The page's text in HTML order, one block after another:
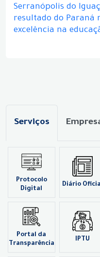
Serranópolis do
resultado do Paraná
excelência na
Serviços
Protocolo
Digital
Diário
Portal da
Transparência
IPTU